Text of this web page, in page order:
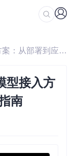
/ AIClient-2-API零成本AI模型接入方案：从部署到应用的完整指南
型接入方
南